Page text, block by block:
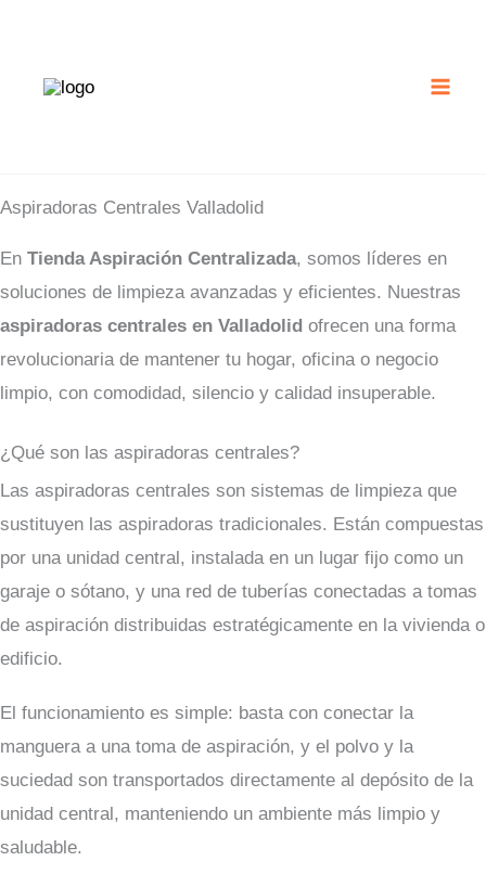
contenido
Aspiradoras Centrales Valladolid
En Tienda Aspiración Centralizada, somos líderes en
soluciones de limpieza avanzadas y eficientes. Nuestras
aspiradoras centrales en Valladolid ofrecen una forma
revolucionaria de mantener tu hogar, oficina o negocio
limpio, con comodidad, silencio y calidad insuperable.
¿Qué son las aspiradoras centrales?
Las aspiradoras centrales son sistemas de limpieza que
sustituyen las aspiradoras tradicionales. Están compuestas
por una unidad central, instalada en un lugar fijo como un
garaje o sótano, y una red de tuberías conectadas a tomas
de aspiración distribuidas estratégicamente en la vivienda o
edificio.
El funcionamiento es simple: basta con conectar la
manguera a una toma de aspiración, y el polvo y la
suciedad son transportados directamente al depósito de la
unidad central, manteniendo un ambiente más limpio y
saludable.